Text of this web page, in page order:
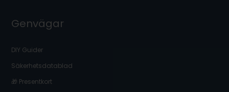
Genvägar
DIY Guider
Säkerhetsdatablad
🎁 Presentkort